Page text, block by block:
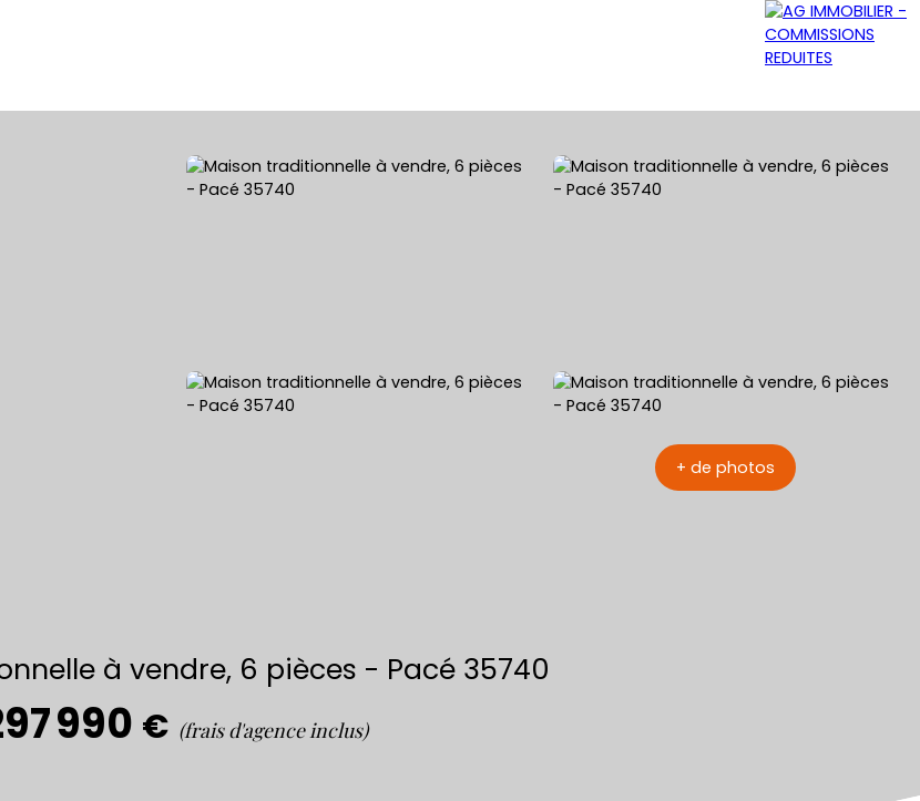
LOUER ESTIMATION GRATUITE NOS AGENCES
+ de photos
à vendre, 6 pièces - Pacé 35740
990 € (frais d'agence inclus)